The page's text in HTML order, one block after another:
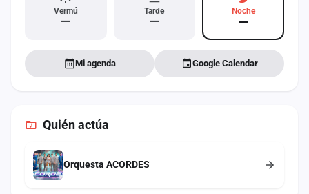
Vermú
—
Tarde
—
Noche
—
Mi agenda Google Calendar
Quién actúa
Orquesta ACORDES